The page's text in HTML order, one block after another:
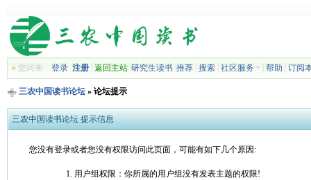
»您尚未 登录 注册| 返回主站| 研究生读书| 推荐| 搜索| 社区服务 帮助 订阅
三农中国读书论坛» 论坛提示
三农中国读书论坛 提示信息
您没有登录或者您没有权限访问此页面，可能有如下几个原因:
用户组权限：你所属的用户组没有发表主题的权限!